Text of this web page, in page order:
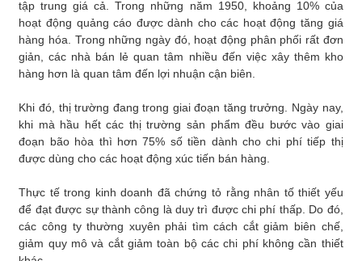
tập trung giá cả. Trong những năm 1950, khoảng 10% của
hoạt động quảng cáo được dành cho các hoạt động tăng giá
hàng hóa. Trong những ngày đó, hoạt động phân phối rất đơn
giản, các nhà bán lẻ quan tâm nhiều đến việc xây thêm kho
hàng hơn là quan tâm đến lợi nhuận cận biên.
Khi đó, thị trường đang trong giai đoạn tăng trưởng. Ngày nay,
khi mà hầu hết các thị trường sản phẩm đều bước vào giai
đoạn bão hòa thì hơn 75% số tiền dành cho chi phí tiếp thị
được dùng cho các hoạt động xúc tiến bán hàng.
Thực tế trong kinh doanh đã chứng tỏ rằng nhân tố thiết yếu
để đạt được sự thành công là duy trì được chi phí thấp. Do đó,
các công ty thường xuyên phải tìm cách cắt giảm biên chế,
giảm quy mô và cắt giảm toàn bộ các chi phí không cần thiết